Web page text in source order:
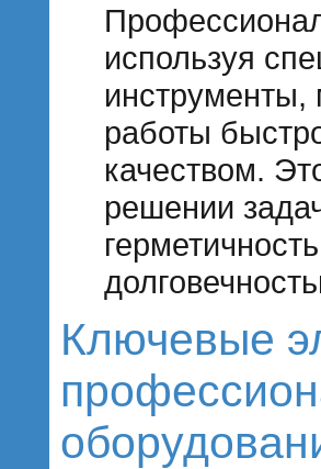
используя
инструменты,
работы
качеством.
решении
Ключевые